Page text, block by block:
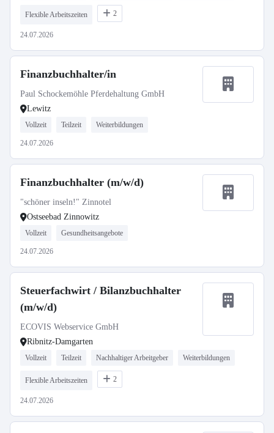
Flexible Arbeitszeiten 2
24.07.2026
Finanzbuchhalter/in
Paul Schockemöhle Pferdehaltung GmbH
Lewitz
Vollzeit Teilzeit Weiterbildungen
24.07.2026
Finanzbuchhalter (m/w/d)
"schöner inseln!" Zinnotel
Ostseebad Zinnowitz
Vollzeit Gesundheitsangebote
24.07.2026
Steuerfachwirt / Bilanzbuchhalter
(m/w/d)
ECOVIS Webservice GmbH
Ribnitz-Damgarten
Vollzeit Teilzeit Nachhaltiger Arbeitgeber Weiterbildungen
Flexible Arbeitszeiten 2
24.07.2026